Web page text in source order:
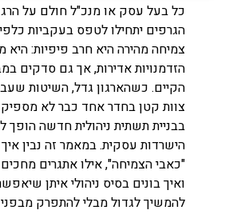
כל בעל עסק או מנכ"ל חולם על
הגרפים יתחילו לטפס בעקביות
צמיחה מהירה היא חרב פיפיות: היא
הזדמנויות אדירות, אך גם סדקים
הקיים. כשהארגון גדל, השיטות
צוות קטן בחדר אחד כבר לא
בבניית תשתית ניהולית חדשה הופך
הישרדות עסקית. במאמר זה נבין
"כאבי הצמיחה", אילו אתגרים
ואיך בונים בסיס ניהולי איתן
להמשיך לגדול מבלי להתפרק